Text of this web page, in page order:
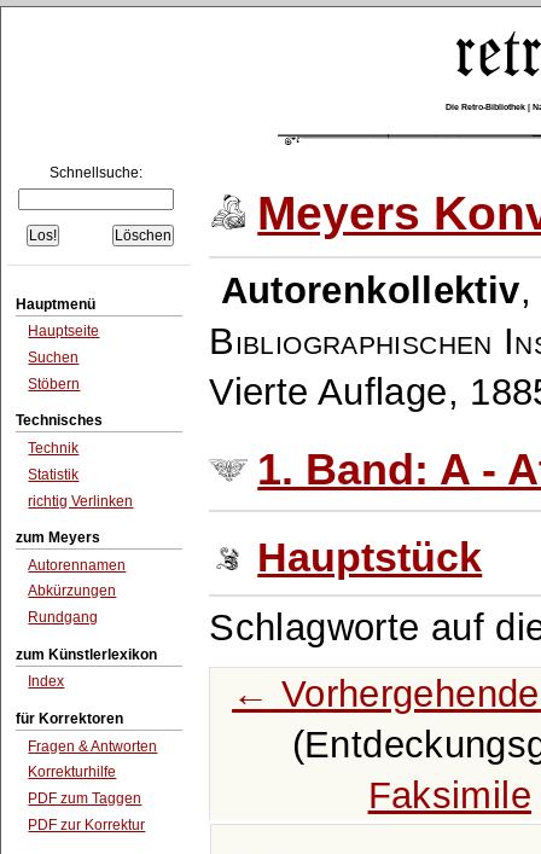
Die Retro-Bibliothek |
Schnellsuche:
Hauptmenü
Hauptseite
Suchen
Stöbern
Technisches
Technik
Statistik
richtig Verlinken
zum Meyers
Autorennamen
Abkürzungen
Rundgang
zum Künstlerlexikon
Index
für Korrektoren
Fragen & Antworten
Korrekturhilfe
PDF zum Taggen
PDF zur Korrektur
Meyers
Autorenkollektiv
Bibliographischen
Vierte Auflage,
1. Band: A -
Hauptstück
Schlagworte auf
←
Faksimile